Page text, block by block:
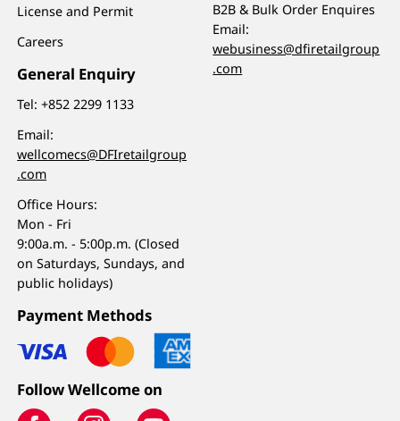
License and Permit
Careers
General Enquiry
Tel:+852 2299 1133
Email:
wellcomecs@DFIretailgroup
.com
Office Hours:
Mon - Fri
9:00a.m. - 5:00p.m. (Closed
on Saturdays, Sundays, and
public holidays)
B2B & Bulk Order Enquires
Email:
webusiness@dfiretailgroup
.com
Payment Methods
Follow Wellcome on